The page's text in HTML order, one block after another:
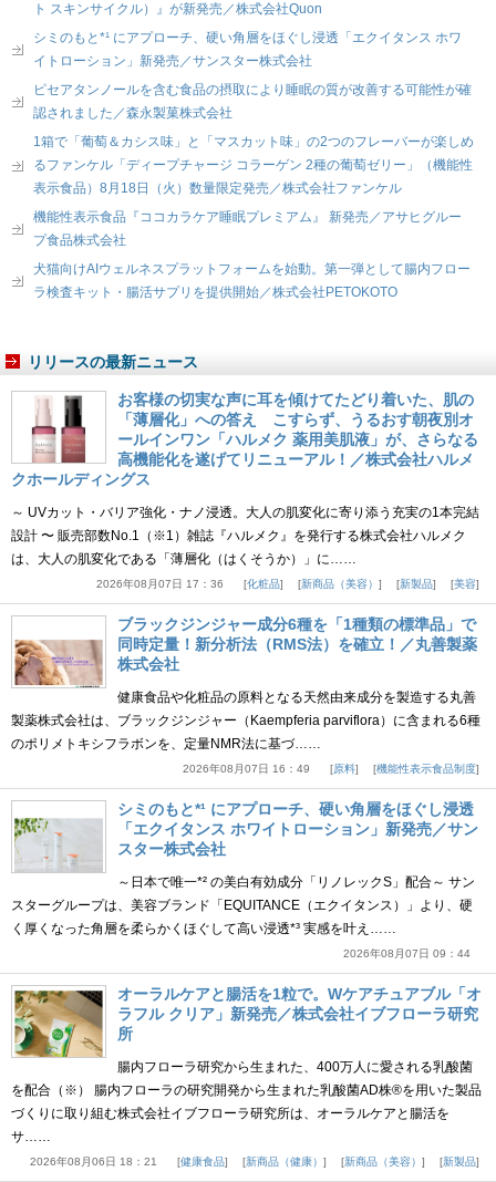
ト スキンサイクル）』が新発売／株式会社Quon
シミのもと*¹ にアプローチ、硬い角層をほぐし浸透「エクイタンス ホワ
イトローション」新発売／サンスター株式会社
ピセアタンノールを含む食品の摂取により睡眠の質が改善する可能性が確
認されました／森永製菓株式会社
1箱で「葡萄＆カシス味」と「マスカット味」の2つのフレーバーが楽しめ
るファンケル「ディープチャージ コラーゲン 2種の葡萄ゼリー」（機能性
表示食品）8月18日（火）数量限定発売／株式会社ファンケル
機能性表示食品『ココカラケア睡眠プレミアム』 新発売／アサヒグルー
プ食品株式会社
犬猫向けAIウェルネスプラットフォームを始動。第一弾として腸内フロー
ラ検査キット・腸活サプリを提供開始／株式会社PETOKOTO
リリースの最新ニュース
お客様の切実な声に耳を傾けてたどり着いた、肌の
「薄層化」への答え こすらず、うるおす朝夜別オ
ールインワン「ハルメク 薬用美肌液」が、さらなる
高機能化を遂げてリニューアル！／株式会社ハルメ
クホールディングス
～ UVカット・バリア強化・ナノ浸透。大人の肌変化に寄り添う充実の1本完結
設計 〜 販売部数No.1（※1）雑誌『ハルメク』を発行する株式会社ハルメク
は、大人の肌変化である「薄層化（はくそうか）」に……
2026年08月07日 17：36 化粧品 新商品（美容） 新製品 美容
ブラックジンジャー成分6種を「1種類の標準品」で
同時定量！新分析法（RMS法）を確立！／丸善製薬
株式会社
健康食品や化粧品の原料となる天然由来成分を製造する丸善
製薬株式会社は、ブラックジンジャー（Kaempferia parviflora）に含まれる6種
のポリメトキシフラボンを、定量NMR法に基づ……
2026年08月07日 16：49 原料 機能性表示食品制度
シミのもと*¹ にアプローチ、硬い角層をほぐし浸透
「エクイタンス ホワイトローション」新発売／サン
スター株式会社
～日本で唯一*² の美白有効成分「リノレックS」配合～ サン
スターグループは、美容ブランド「EQUITANCE（エクイタンス）」より、硬
く厚くなった角層を柔らかくほぐして高い浸透*³ 実感を叶え……
2026年08月07日 09：44
オーラルケアと腸活を1粒で。Wケアチュアブル「オ
ラフル クリア」新発売／株式会社イブフローラ研究
所
腸内フローラ研究から生まれた、400万人に愛される乳酸菌
を配合（※） 腸内フローラの研究開発から生まれた乳酸菌AD株®を用いた製品
づくりに取り組む株式会社イブフローラ研究所は、オーラルケアと腸活を
サ……
2026年08月06日 18：21 健康食品 新商品（健康） 新商品（美容） 新製品